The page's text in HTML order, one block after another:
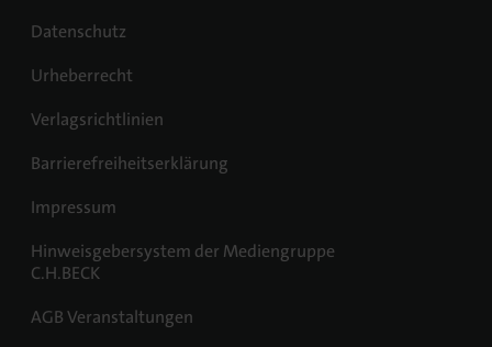
Datenschutz
Urheberrecht
Verlagsrichtlinien
Barrierefreiheitserklärung
Impressum
Hinweisgebersystem der Mediengruppe
C.H.BECK
AGB Veranstaltungen